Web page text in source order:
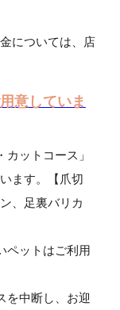
については、店
意していま
ットコース」
ます。【爪切
、足裏バリカ
ペットはご利用
を中断し、お迎